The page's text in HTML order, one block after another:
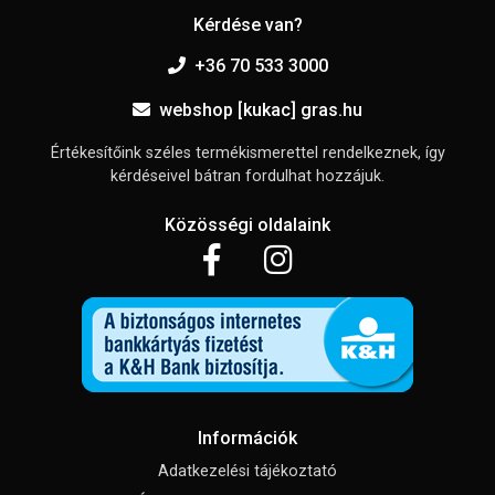
Kérdése van?
+36 70 533 3000
webshop [kukac] gras.hu
Értékesítőink széles termékismerettel rendelkeznek, így
kérdéseivel bátran fordulhat hozzájuk.
Közösségi oldalaink
Információk
Adatkezelési tájékoztató